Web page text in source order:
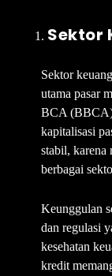
Sektor
Sektor
utama pasar
BCA
kapitalisasi
stabil, karena
berbagai
Keunggulan
dan regulasi
kesehatan
kredit